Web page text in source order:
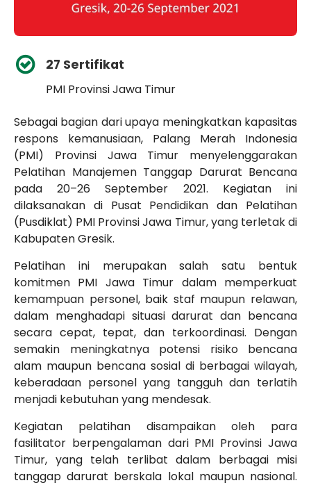
27 Sertifikat
PMI Provinsi Jawa Timur
Sebagai bagian dari upaya meningkatkan kapasitas
respons kemanusiaan, Palang Merah Indonesia
(PMI) Provinsi Jawa Timur menyelenggarakan
Pelatihan Manajemen Tanggap Darurat Bencana
pada 20–26 September 2021. Kegiatan ini
dilaksanakan di Pusat Pendidikan dan Pelatihan
(Pusdiklat) PMI Provinsi Jawa Timur, yang terletak di
Kabupaten Gresik.
Pelatihan ini merupakan salah satu bentuk
komitmen PMI Jawa Timur dalam memperkuat
kemampuan personel, baik staf maupun relawan,
dalam menghadapi situasi darurat dan bencana
secara cepat, tepat, dan terkoordinasi. Dengan
semakin meningkatnya potensi risiko bencana
alam maupun bencana sosial di berbagai wilayah,
keberadaan personel yang tangguh dan terlatih
menjadi kebutuhan yang mendesak.
Kegiatan pelatihan disampaikan oleh para
fasilitator berpengalaman dari PMI Provinsi Jawa
Timur, yang telah terlibat dalam berbagai misi
tanggap darurat berskala lokal maupun nasional.